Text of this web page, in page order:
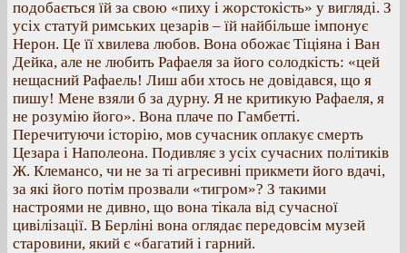
подобається їй за свою «пиху і жорстокість» у вигляді. З
усіх статуй римських цезарів – їй найбільше імпонує
Нерон. Це її хвилева любов. Вона обожає Тіціяна і Ван
Дейка, але не любить Рафаеля за його солодкість: «цей
нещасний Рафаель! Лиш аби хтось не довідався, що я
пишу! Мене взяли б за дурну. Я не критикую Рафаеля, я
не розумію його». Вона плаче по Гамбетті.
Перечитуючи історію, мов сучасник оплакує смерть
Цезара і Наполеона. Подивляє з усіх сучасних політиків
Ж. Клемансо, чи не за ті агресивні прикмети його вдачі,
за які його потім прозвали «тигром»? З такими
настроями не дивно, що вона тікала від сучасної
цивілізації. В Берліні вона оглядає передовсім музей
старовини, який є «багатий і гарний.